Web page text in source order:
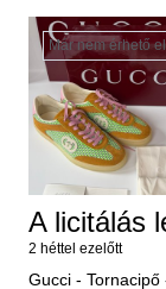
Már nem érhető
A licitálás
2 héttel ezelőtt
Gucci -